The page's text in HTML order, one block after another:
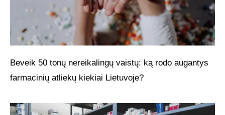
Beveik 50 tonų nereikalingų vaistų: ką rodo augantys
farmacinių atliekų kiekiai Lietuvoje?